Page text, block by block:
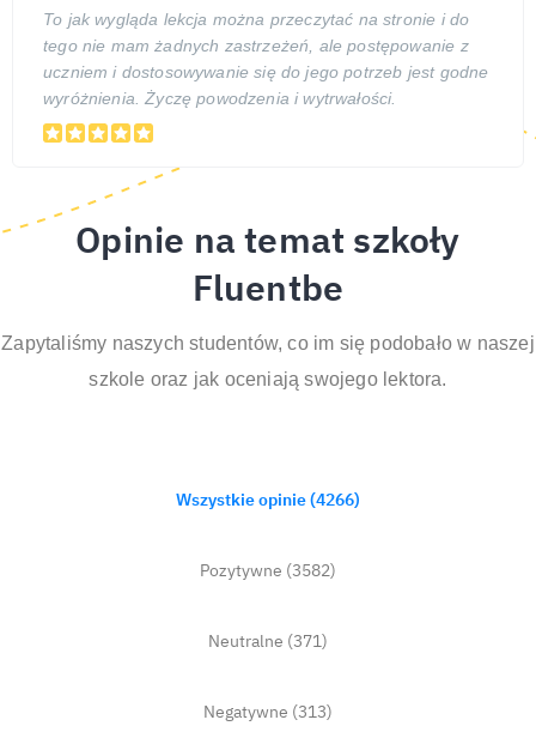
To jak wygląda lekcja można przeczytać na stronie i do
tego nie mam żadnych zastrzeżeń, ale postępowanie z
uczniem i dostosowywanie się do jego potrzeb jest godne
wyróżnienia. Życzę powodzenia i wytrwałości.
Opinie na temat szkoły
Fluentbe
Zapytaliśmy naszych studentów, co im się podobało w naszej
szkole oraz jak oceniają swojego lektora.
Wszystkie opinie (4266)
Pozytywne (3582)
Neutralne (371)
Negatywne (313)